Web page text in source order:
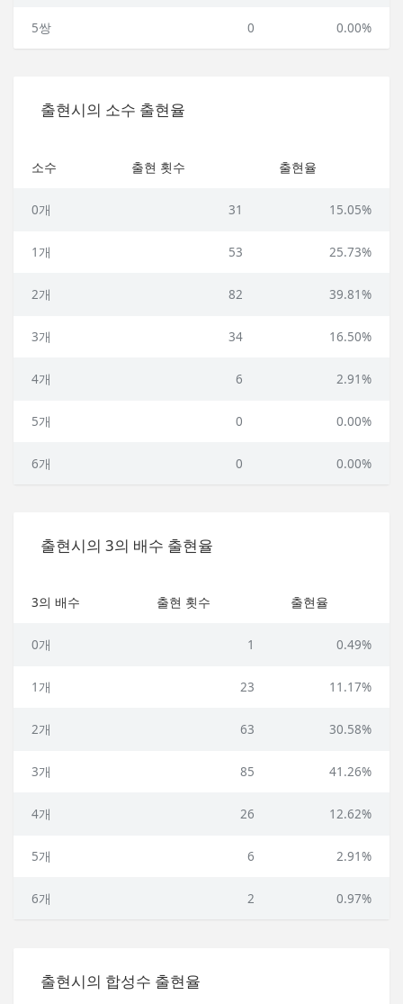
5쌍 0 0.00%
출현시의 소수 출현율
소수 출현 횟수 출현율
0개 31 15.05%
1개 53 25.73%
2개 82 39.81%
3개 34 16.50%
4개 6 2.91%
5개 0 0.00%
6개 0 0.00%
출현시의 3의 배수 출현율
3의 배수 출현 횟수 출현율
0개 1 0.49%
1개 23 11.17%
2개 63 30.58%
3개 85 41.26%
4개 26 12.62%
5개 6 2.91%
6개 2 0.97%
출현시의 합성수 출현율